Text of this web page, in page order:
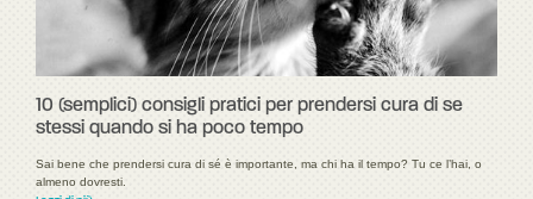
10 (semplici) consigli pratici per prendersi cura di se
stessi quando si ha poco tempo
Sai bene che prendersi cura di sé è importante, ma chi ha il tempo? Tu ce l’hai, o
almeno dovresti.